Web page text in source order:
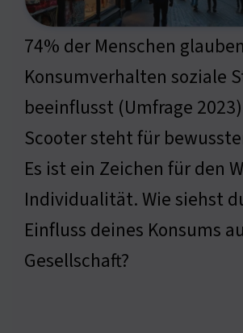
74% der Menschen
Konsumverhalten soziale
beeinflusst (Umfrage
Scooter steht für
Es ist ein Zeichen für den
Individualität. Wie siehst
Einfluss deines Konsums
Gesellschaft?